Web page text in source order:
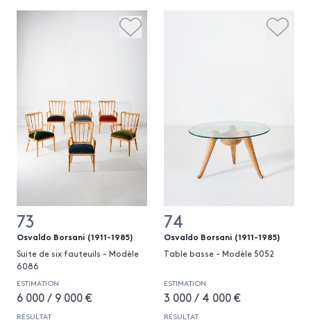
73
Osvaldo Borsani (1911-1985)
Suite de six fauteuils - Modèle
6086
ESTIMATION
6 000 / 9 000 €
RÉSULTAT
74
Osvaldo Borsani (1911-1985)
Table basse - Modèle 5052
ESTIMATION
3 000 / 4 000 €
RÉSULTAT